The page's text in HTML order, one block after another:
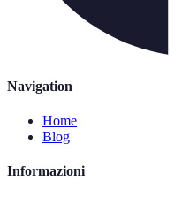
Navigation
Home
Blog
Informazioni